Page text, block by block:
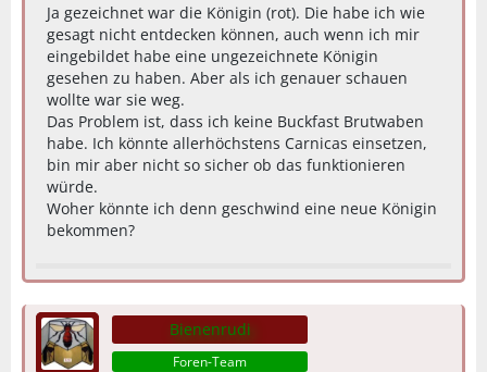
Ja gezeichnet war die Königin (rot). Die habe ich wie
gesagt nicht entdecken können, auch wenn ich mir
eingebildet habe eine ungezeichnete Königin
gesehen zu haben. Aber als ich genauer schauen
wollte war sie weg.
Das Problem ist, dass ich keine Buckfast Brutwaben
habe. Ich könnte allerhöchstens Carnicas einsetzen,
bin mir aber nicht so sicher ob das funktionieren
würde.
Woher könnte ich denn geschwind eine neue Königin
bekommen?
Bienenrudi
Foren-Team